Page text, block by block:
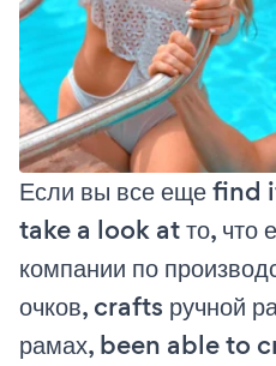
Если вы все еще
take a look at то, что
компании по
очков, crafts ручной
рамах, been able to